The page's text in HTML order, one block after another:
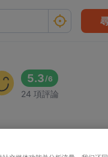
5.3/6
24 項評論